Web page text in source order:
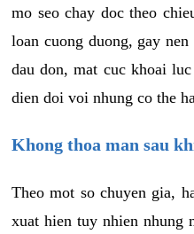
mo seo chay doc theo
loan cuong duong, gay
dau don, mat cuc khoai
dien doi voi nhung co the
Khong thoa man sau
Theo mot so chuyen gia,
xuat hien tuy nhien nhung